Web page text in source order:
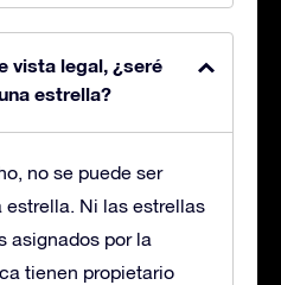
vista legal, ¿seré
estrella?
no se puede ser
estrella. Ni las estrellas
asignados por la
tienen propietario